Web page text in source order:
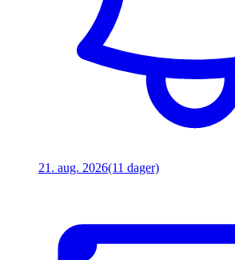
21. aug. 2026(11 dager)